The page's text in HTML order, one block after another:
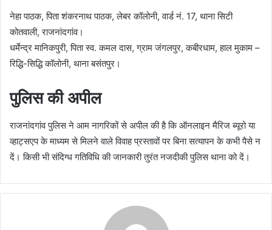
नेहा पाठक, पिता शंकरनाथ पाठक, लेबर कॉलोनी, वार्ड नं. 17, थाना सिटी
कोतवाली, राजनांदगांव।
धर्मेन्द्र मानिकपुरी, पिता स्व. कमल दास, ग्राम जंगलपुर, कबीरधाम, हाल मुकाम –
रिद्धि-सिद्धि कॉलोनी, थाना बसंतपुर।
पुलिस की अपील
राजनांदगांव पुलिस ने आम नागरिकों से अपील की है कि ऑनलाइन मैरिज ब्यूरो या
व्हाट्सएप के माध्यम से मिलने वाले विवाह प्रस्तावों पर बिना सत्यापन के कभी पैसे न
दें। किसी भी संदिग्ध गतिविधि की जानकारी तुरंत नजदीकी पुलिस थाना को दें।